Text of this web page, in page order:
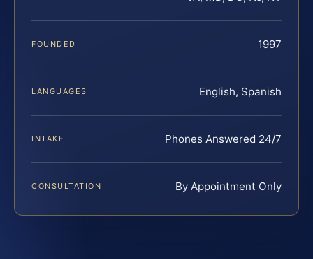
FOUNDED 1997
LANGUAGES English, Spanish
INTAKE Phones Answered 24/7
CONSULTATION By Appointment Only